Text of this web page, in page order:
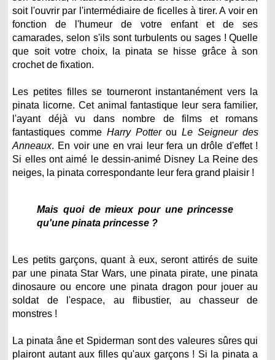
soit l'ouvrir par l'intermédiaire de ficelles à tirer. A voir en
fonction de l'humeur de votre enfant et de ses
camarades, selon s'ils sont turbulents ou sages ! Quelle
que soit votre choix, la pinata se hisse grâce à son
crochet de fixation.
Les petites filles se tourneront instantanément vers la
pinata licorne. Cet animal fantastique leur sera familier,
l'ayant déjà vu dans nombre de films et romans
fantastiques comme Harry PotterouLe Seigneur des
Anneaux. En voir une en vrai leur fera un drôle d'effet !
Si elles ont aimé le dessin-animé Disney La Reine des
neiges, la pinata correspondante leur fera grand plaisir !
Mais quoi de mieux pour une princesse
qu'une pinata princesse ?
Les petits garçons, quant à eux, seront attirés de suite
par une pinata Star Wars, une pinata pirate, une pinata
dinosaure ou encore une pinata dragon pour jouer au
soldat de l'espace, au flibustier, au chasseur de
monstres !
La pinata âne et Spiderman sont des valeures sûres qui
plairont autant aux filles qu'aux garçons ! Si la pinata a